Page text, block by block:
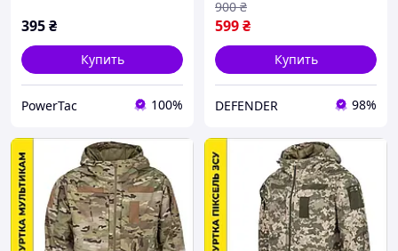
395₴
Купить
PowerTac 100%
599₴
900 ₴
Купить
DEFENDER 98%